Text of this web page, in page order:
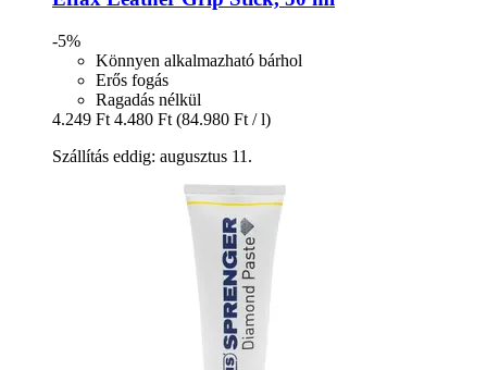
-5%
Könnyen alkalmazható bárhol
Erős fogás
Ragadás nélkül
4.249 Ft 4.480 Ft (84.980 Ft / l)
Szállítás eddig: augusztus 11.